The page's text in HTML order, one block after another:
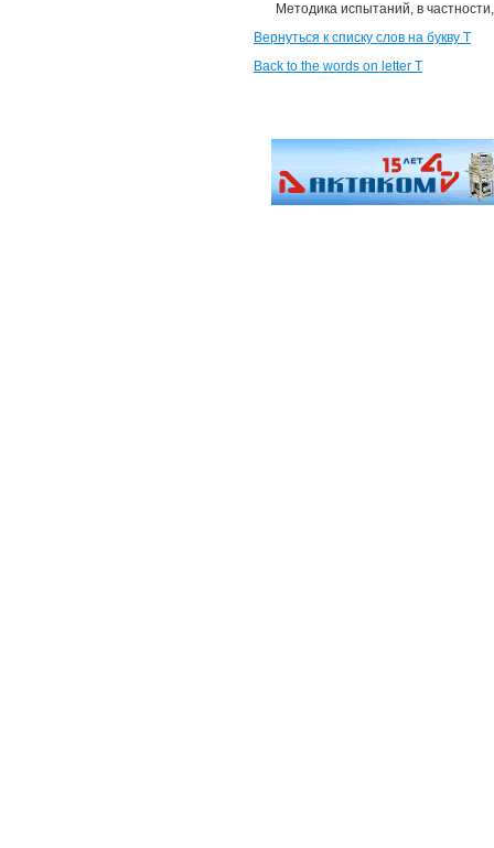
Методика испытаний, в
Вернуться к списку слов на букву Т
Back to the words on letter T